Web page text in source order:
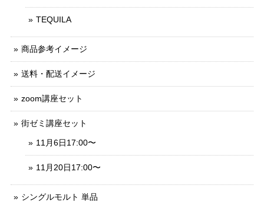
TEQUILA
商品参考イメージ
送料・配送イメージ
zoom講座セット
街ゼミ講座セット
11月6日17:00〜
11月20日17:00〜
シングルモルト 単品